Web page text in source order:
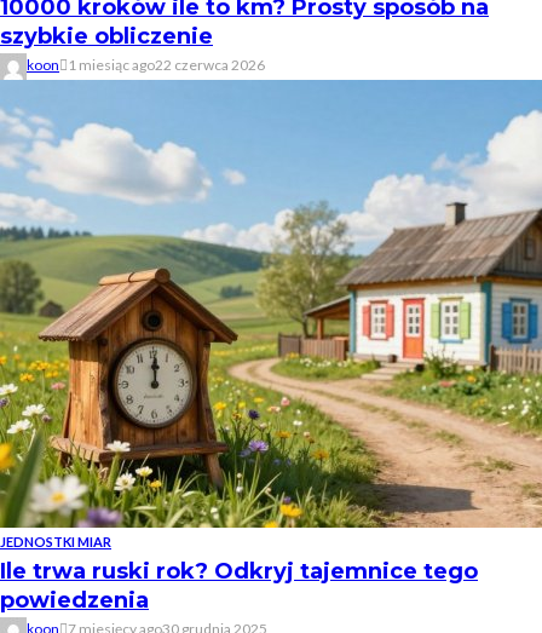
10000 kroków ile to km? Prosty sposób na
szybkie obliczenie
koon 1 miesiąc ago22 czerwca 2026
JEDNOSTKI MIAR
Ile trwa ruski rok? Odkryj tajemnice tego
powiedzenia
koon 7 miesięcy ago30 grudnia 2025